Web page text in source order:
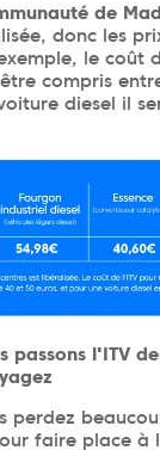
de
donc les
le coût
compris
diesel il
passons l'ITV
perdez
faire place à